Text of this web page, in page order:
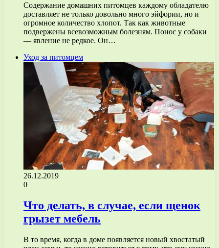
Содержание домашних питомцев каждому обладателю
доставляет не только довольно много эйфории, но и
огромное количество хлопот. Так как животные
подвержены всевозможным болезням. Понос у собаки
— явление не редкое. Он…
Уход за питомцем
26.12.2019
0
Что делать, в случае, если щенок
грызет мебель
В то время, когда в доме появляется новый хвостатый